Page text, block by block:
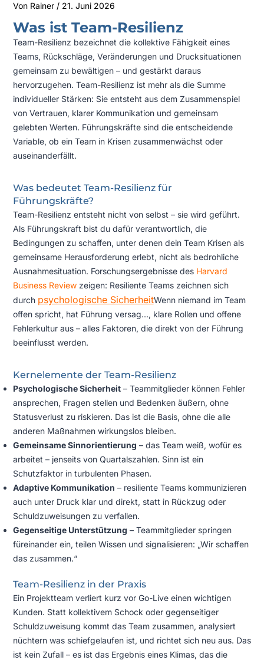
Von Rainer / 21. Juni 2026
Was ist Team-Resilienz
Team-Resilienz bezeichnet die kollektive Fähigkeit eines
Teams, Rückschläge, Veränderungen und Drucksituationen
gemeinsam zu bewältigen – und gestärkt daraus
hervorzugehen. Team-Resilienz ist mehr als die Summe
individueller Stärken: Sie entsteht aus dem Zusammenspiel
von Vertrauen, klarer Kommunikation und gemeinsam
gelebten Werten. Führungskräfte sind die entscheidende
Variable, ob ein Team in Krisen zusammenwächst oder
auseinanderfällt.
Was bedeutet Team-Resilienz für
Führungskräfte?
Team-Resilienz entsteht nicht von selbst – sie wird geführt.
Als Führungskraft bist du dafür verantwortlich, die
Bedingungen zu schaffen, unter denen dein Team Krisen als
gemeinsame Herausforderung erlebt, nicht als bedrohliche
Ausnahmesituation. Forschungsergebnisse des Harvard
Business Reviewzeigen: Resiliente Teams zeichnen sich
durch psychologische SicherheitWenn niemand im Team
offen spricht, hat Führung versag..., klare Rollen und offene
Fehlerkultur aus – alles Faktoren, die direkt von der Führung
beeinflusst werden.
Kernelemente der Team-Resilienz
Psychologische Sicherheit– Teammitglieder können Fehler
ansprechen, Fragen stellen und Bedenken äußern, ohne
Statusverlust zu riskieren. Das ist die Basis, ohne die alle
anderen Maßnahmen wirkungslos bleiben.
Gemeinsame Sinnorientierung – das Team weiß, wofür es
arbeitet – jenseits von Quartalszahlen. Sinn ist ein
Schutzfaktor in turbulenten Phasen.
Adaptive Kommunikation – resiliente Teams kommunizieren
auch unter Druck klar und direkt, statt in Rückzug oder
Schuldzuweisungen zu verfallen.
Gegenseitige Unterstützung – Teammitglieder springen
füreinander ein, teilen Wissen und signalisieren: „Wir schaffen
das zusammen.“
Team-Resilienz in der Praxis
Ein Projektteam verliert kurz vor Go-Live einen wichtigen
Kunden. Statt kollektivem Schock oder gegenseitiger
Schuldzuweisung kommt das Team zusammen, analysiert
nüchtern was schiefgelaufen ist, und richtet sich neu aus. Das
ist kein Zufall – es ist das Ergebnis eines Klimas, das die